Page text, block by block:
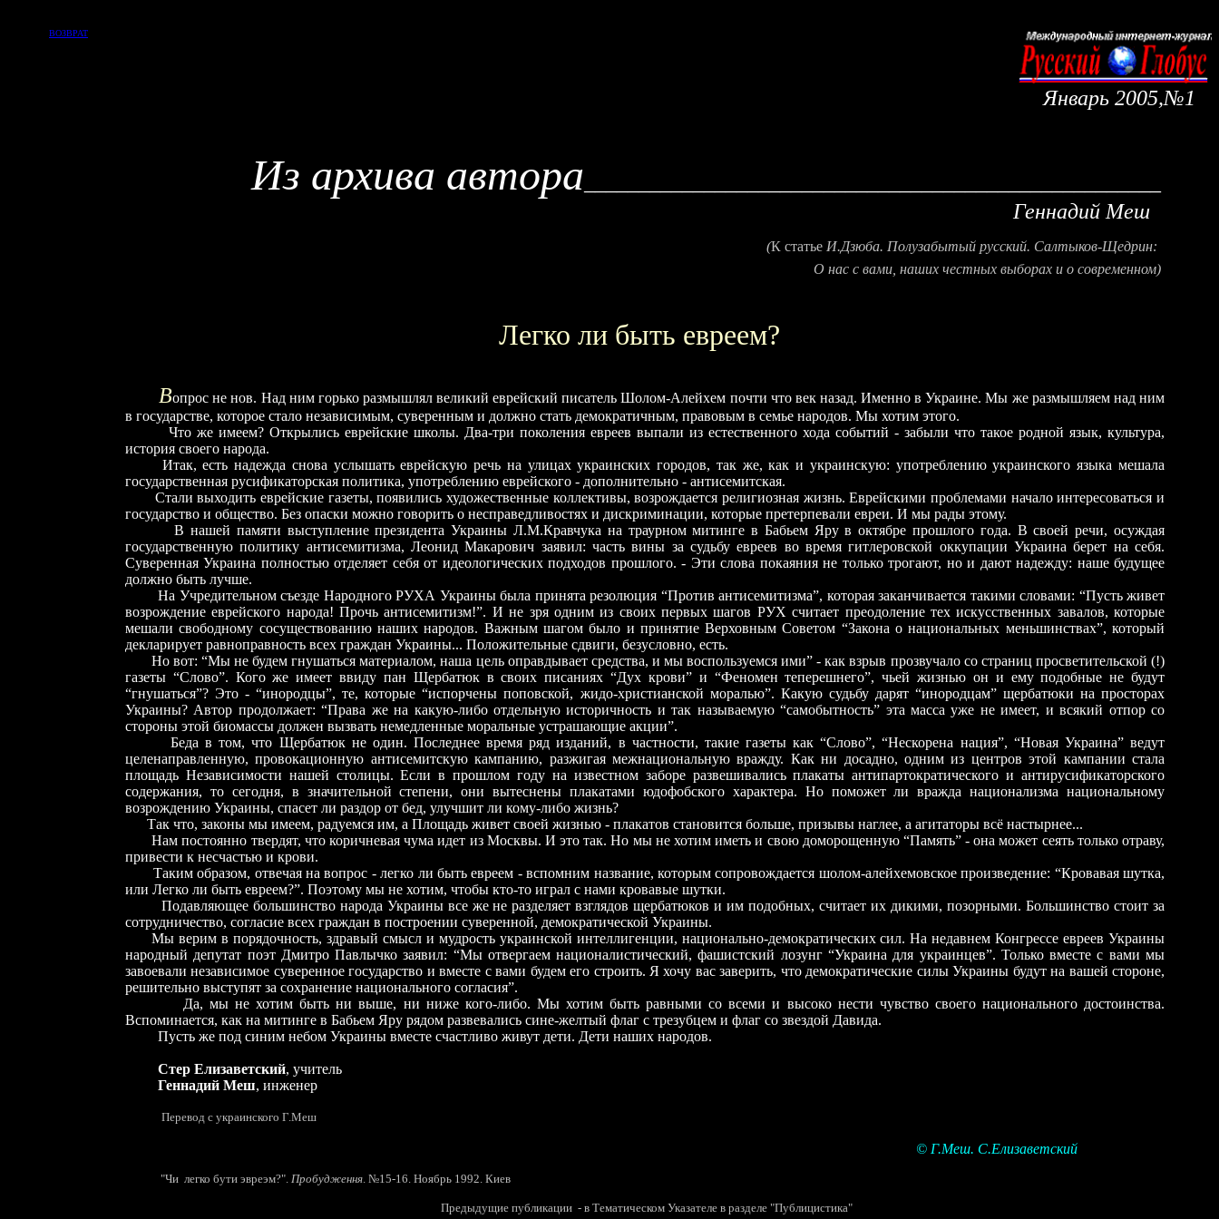
ВОЗВРАТ
Январь 2005,№1
Из архива автора
Геннадий Меш
(К статье И.Дзюба. Полузабытый русский. Салтыков-Щедрин:
О нас с вами, наших честных выборах и о современном)
Легко ли быть евреем?
Вопрос не нов. Над ним горько размышлял великий еврейский писатель Шолом-Алейхем почти что век назад. Именно в Украине. Мы же размышляем над ним
в государстве, которое стало независимым, суверенным и должно стать демократичным, правовым в семье народов. Мы хотим этого.
Что же имеем? Открылись еврейские школы. Два-три поколения евреев выпали из естественного хода событий - забыли что такое родной язык, культура,
история своего народа.
Итак, есть надежда снова услышать еврейскую речь на улицах украинских городов, так же, как и украинскую: употреблению украинского языка мешала
государственная русификаторская политика, употреблению еврейского - дополнительно - антисемитская.
Стали выходить еврейские газеты, появились художественные коллективы, возрождается религиозная жизнь. Еврейскими проблемами начало интересоваться и
государство и общество. Без опаски можно говорить о несправедливостях и дискриминации, которые претерпевали евреи. И мы рады этому.
В нашей памяти выступление президента Украины Л.М.Кравчука на траурном митинге в Бабьем Яру в октябре прошлого года. В своей речи, осуждая
государственную политику антисемитизма, Леонид Макарович заявил: часть вины за судьбу евреев во время гитлеровской оккупации Украина берет на себя.
Суверенная Украина полностью отделяет себя от идеологических подходов прошлого. - Эти слова покаяния не только трогают, но и дают надежду: наше будущее
должно быть лучше.
На Учредительном съезде Народного РУХА Украины была принята резолюция “Против антисемитизма”, которая заканчивается такими словами: “Пусть живет
возрождение еврейского народа! Прочь антисемитизм!”. И не зря одним из своих первых шагов РУХ считает преодоление тех искусственных завалов, которые
мешали свободному сосуществованию наших народов. Важным шагом было и принятие Верховным Советом “Закона о национальных меньшинствах”, который
декларирует равноправность всех граждан Украины... Положительные сдвиги, безусловно, есть.
Но вот: “Мы не будем гнушаться материалом, наша цель оправдывает средства, и мы воспользуемся ими” - как взрыв прозвучало со страниц просветительской (!)
газеты “Слово”. Кого же имеет ввиду пан Щербатюк в своих писаниях “Дух крови” и “Феномен теперешнего”, чьей жизнью он и ему подобные не будут
“гнушаться”? Это - “инородцы”, те, которые “испорчены поповской, жидо-христианской моралью”. Какую судьбу дарят “инородцам” щербатюки на просторах
Украины? Автор продолжает: “Права же на какую-либо отдельную историчность и так называемую“самобытность” эта масса уже не имеет, и всякий отпор со
стороны этой биомассы должен вызвать немедленные моральные устрашающие акции”.
Беда в том, что Щербатюк не один. Последнее время ряд изданий, в частности, такие газеты как “Слово”, “Нескорена нация”, “Новая Украина” ведут
целенаправленную, провокационную антисемитскую кампанию, разжигая межнациональную вражду. Как ни досадно, одним из центров этой кампании стала
площадь Независимости нашей столицы. Если в прошлом году на известном заборе развешивались плакаты антипартократического и антирусификаторского
содержания, то сегодня, в значительной степени, они вытеснены плакатами юдофобского характера. Но поможет ли вражда национализма национальному
возрождению Украины, спасет ли раздор от бед, улучшит ли кому-либо жизнь?
Так что, законы мы имеем, радуемся им, а Площадь живет своей жизнью - плакатов становится больше, призывы наглее, а агитаторы всё настырнее...
Нам постоянно твердят, что коричневая чума идет из Москвы. И это так. Но мы не хотим иметь и свою доморощенную “Память” - она может сеять только отраву,
привести к несчастью и крови.
Таким образом, отвечая на вопрос - легко ли быть евреем - вспомним название, которым сопровождается шолом-алейхемовское произведение: “Кровавая шутка,
или Легко ли быть евреем?”. Поэтому мы не хотим, чтобы кто-то играл с нами кровавые шутки.
Подавляющее большинство народа Украины все же не разделяет взглядов щербатюков и им подобных, считает их дикими, позорными. Большинство стоит за
сотрудничество, согласие всех граждан в построении суверенной, демократической Украины.
Мы верим в порядочность, здравый смысл и мудрость украинской интеллигенции, национально-демократических сил. На недавнем Конгрессе евреев Украины
народный депутат поэт Дмитро Павлычко заявил: “Мы отвергаем националистический, фашистский лозунг “Украина для украинцев”. Только вместе с вами мы
завоевали независимое суверенное государство и вместе с вами будем его строить. Я хочу вас заверить, что демократические силы Украины будут на вашей стороне,
решительно выступят за сохранение национального согласия”.
Да, мы не хотим быть ни выше, ни ниже кого-либо. Мы хотим быть равными со всеми и высоко нести чувство своего национального достоинства.
Вспоминается, как на митинге в Бабьем Яру рядом развевались сине-желтый флаг с трезубцем и флаг со звездой Давида.
Пусть же под синим небом Украины вместе счастливо живут дети. Дети наших народов.
Стер Елизаветский, учитель
Геннадий Меш, инженер
Перевод с украинского Г.Меш
© Г.Меш. С.Елизаветский
"Чи легко бути эвреэм?". Пробудження. №15-16. Ноябрь 1992. Киев
Предыдущие публикации - в Тематическом Указателе в разделе "Публицистика"